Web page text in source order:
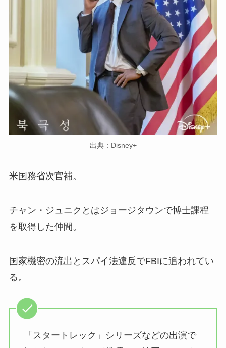
出典：Disney+
米国務省次官補。
チャン・ジュニクとはジョージタウンで博士課程
を取得した仲間。
国家機密の流出とスパイ法違反でFBIに追われてい
る。
「スタートレック」シリーズなどの出演で